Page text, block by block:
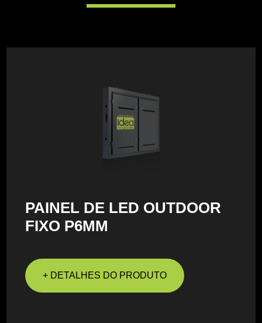
PAINEL DE LED OUTDOOR
FIXO P6MM
+ DETALHES DO PRODUTO